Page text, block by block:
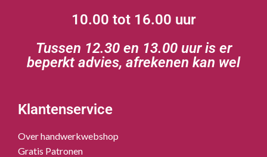
10.00 tot 16.00 uur
Tussen 12.30 en 13.00 uur is er
beperkt advies, afrekenen kan wel
Klantenservice
Over handwerkwebshop
Gratis Patronen